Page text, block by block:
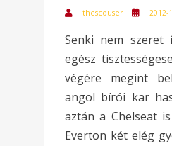
| thescouser
Posted
| 2012-
Senki nem szeret
egész
végére megint
angol bírói kar
aztán a Chelseat
Everton két elég